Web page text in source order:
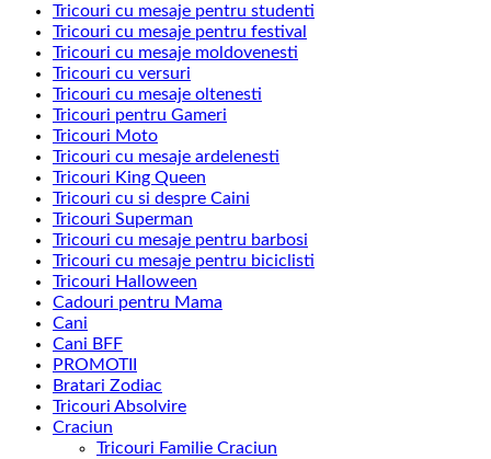
Tricouri cu mesaje pentru studenti
Tricouri cu mesaje pentru festival
Tricouri cu mesaje moldovenesti
Tricouri cu versuri
Tricouri cu mesaje oltenesti
Tricouri pentru Gameri
Tricouri Moto
Tricouri cu mesaje ardelenesti
Tricouri King Queen
Tricouri cu si despre Caini
Tricouri Superman
Tricouri cu mesaje pentru barbosi
Tricouri cu mesaje pentru biciclisti
Tricouri Halloween
Cadouri pentru Mama
Cani
Cani BFF
PROMOTII
Bratari Zodiac
Tricouri Absolvire
Craciun
Tricouri Familie Craciun